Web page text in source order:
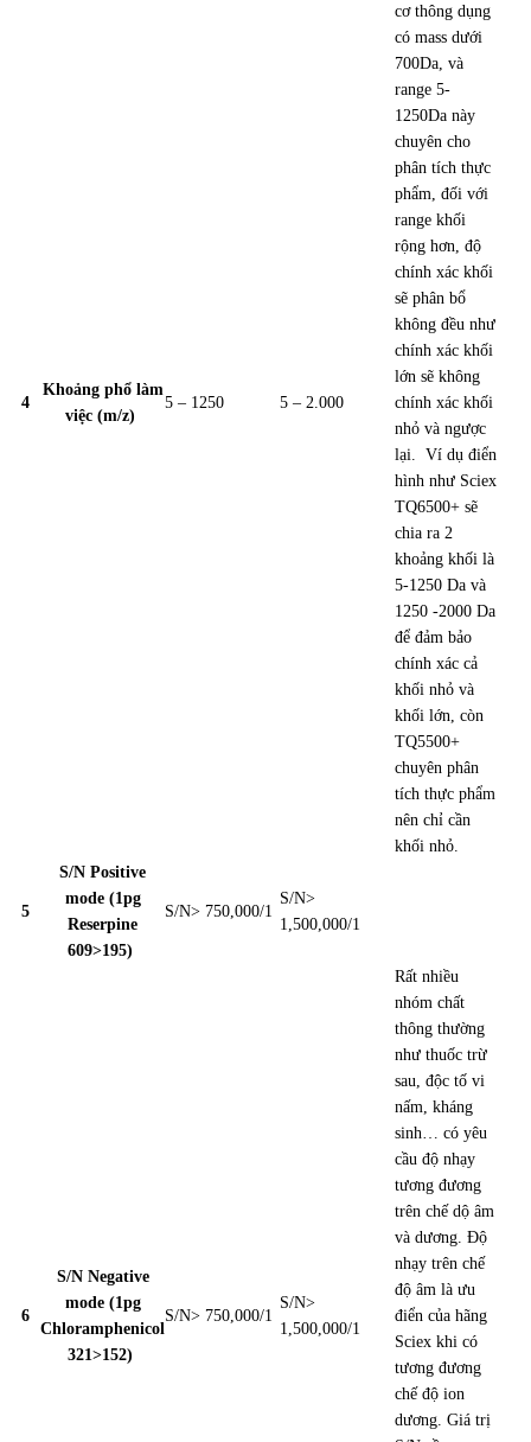
4
Khoảng phổ làm
việc (m/z)
5 – 1250 5 – 2.000
cơ thông dụng
có mass dưới
700Da, và
range 5-
1250Da này
chuyên cho
phân tích thực
phẩm, đối với
range khối
rộng hơn, độ
chính xác khối
sẽ phân bổ
không đều như
chính xác khối
lớn sẽ không
chính xác khối
nhỏ và ngược
lại. Ví dụ điển
hình như Sciex
TQ6500+ sẽ
chia ra 2
khoảng khối là
5-1250 Da và
1250 -2000 Da
để đảm bảo
chính xác cả
khối nhỏ và
khối lớn, còn
TQ5500+
chuyên phân
tích thực phẩm
nên chỉ cần
khối nhỏ.
5
S/N Positive
mode (1pg
Reserpine
609>195)
S/N> 750,000/1
S/N>
1,500,000/1
6
S/N Negative
mode (1pg
Chloramphenicol
321>152)
S/N> 750,000/1
S/N>
1,500,000/1
Rất nhiều
nhóm chất
thông thường
như thuốc trừ
sau, độc tố vi
nấm, kháng
sinh… có yêu
cầu độ nhạy
tương đương
trên chế dộ âm
và dương. Độ
nhạy trên chế
độ âm là ưu
điển của hãng
Sciex khi có
tương đương
chế độ ion
dương. Giá trị